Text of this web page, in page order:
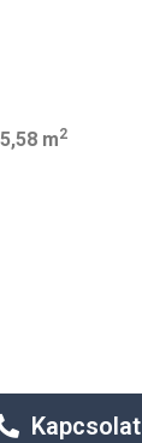
m2
Kapcsolat